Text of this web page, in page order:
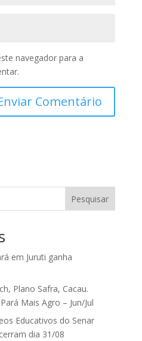
navegador para a
Pesquisar
em Juruti ganha
Plano Safra, Cacau.
Mais Agro – Jun/Jul
Educativos do Senar
dia 31/08